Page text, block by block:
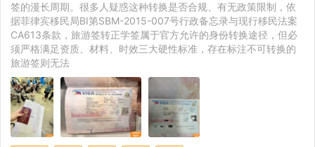
签的漫长周期。很多人疑惑这种转换是否合规、有无政策限制，依
据菲律宾移民局BI第SBM-2015-007号行政备忘录与现行移民法案
CA613条款，旅游签转正学签属于官方允许的身份转换途径，但必
须严格满足资质、材料、时效三大硬性标准，存在标注不可转换的
旅游签则无法